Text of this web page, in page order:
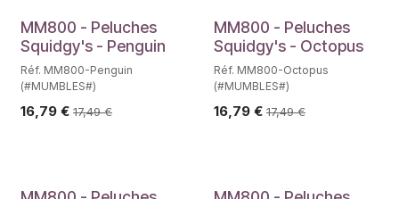
MM800 - Peluches
Squidgy's - Penguin
Réf. MM800-Penguin
(#MUMBLES#)
16,79 € 17,49€
MM800 - Peluches
Squidgy's - Octopus
Réf. MM800-Octopus
(#MUMBLES#)
16,79€ 17,49€